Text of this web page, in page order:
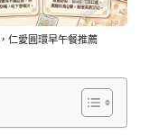
仁愛圓環早午餐推薦